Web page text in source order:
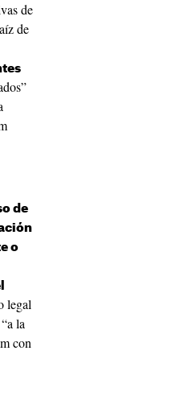
de
de
de
o
legal
la
con